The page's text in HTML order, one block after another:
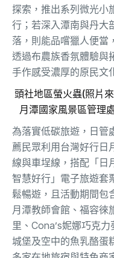
探索，推出系列微光小
行； 若深入潭南與丹大
落，則能品嚐獵人便當，
透過布農族香氛體驗與
手作感受濃厚的原民文
頭社地區螢火蟲(照片
月潭國家風景區管理
為落實低碳旅遊，日管
薦民眾利用台灣好行日
線與車埕線， 搭配「日
智慧好行」電子旅遊套
鬆暢遊， 且活動期間包
月潭教師會館、福容徠
里、Cona’s妮娜巧克力
城堡及空中的魚乳酪蛋